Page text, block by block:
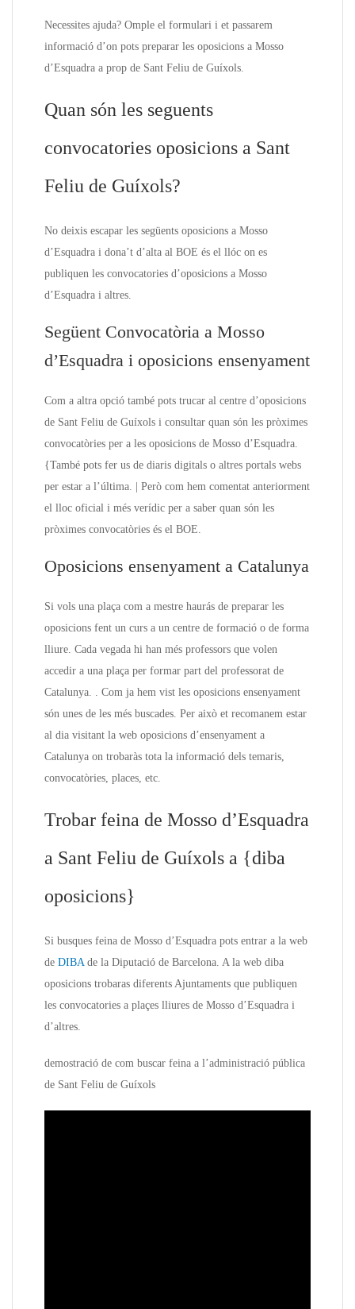
Necessites ajuda? Omple el formulari i et passarem
informació d’on pots preparar les oposicions a Mosso
d’Esquadra a prop de Sant Feliu de Guíxols.
Quan són les seguents
convocatories oposicions a Sant
Feliu de Guíxols?
No deixis escapar les següents oposicions a Mosso
d’Esquadra i dona’t d’alta al BOE és el llóc on es
publiquen les convocatories d’oposicions a Mosso
d’Esquadra i altres.
Següent Convocatòria a Mosso
d’Esquadra i oposicions ensenyament
Com a altra opció també pots trucar al centre d’oposicions
de Sant Feliu de Guíxols i consultar quan són les pròximes
convocatòries per a les oposicions de Mosso d’Esquadra.
{També pots fer us de diaris digitals o altres portals webs
per estar a l’última. | Però com hem comentat anteriorment
el lloc oficial i més verídic per a saber quan són les
pròximes convocatòries és el BOE.
Oposicions ensenyament a Catalunya
Si vols una plaça com a mestre haurás de preparar les
oposicions fent un curs a un centre de formació o de forma
lliure. Cada vegada hi han més professors que volen
accedir a una plaça per formar part del professorat de
Catalunya. . Com ja hem vist les oposicions ensenyament
són unes de les més buscades. Per això et recomanem estar
al dia visitant la web oposicions d’ensenyament a
Catalunya on trobaràs tota la informació dels temaris,
convocatòries, places, etc.
Trobar feina de Mosso d’Esquadra
a Sant Feliu de Guíxols a {diba
oposicions}
Si busques feina de Mosso d’Esquadra pots entrar a la web
de DIBAde la Diputació de Barcelona. A la web diba
oposicions trobaras diferents Ajuntaments que publiquen
les convocatories a plaçes lliures de Mosso d’Esquadra i
d’altres.
demostració de com buscar feina a l’administració pública
de Sant Feliu de Guíxols